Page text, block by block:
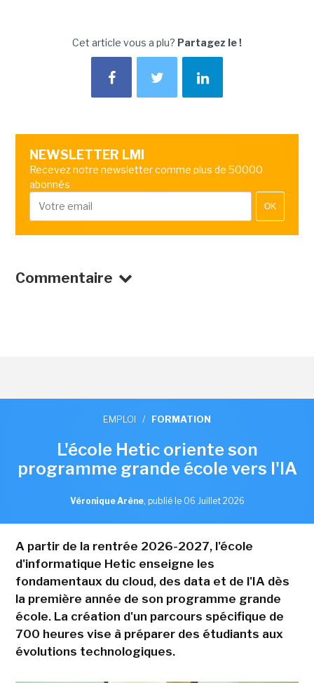
Cet article vous a plu? Partagez le !
NEWSLETTER LMI
Recevez notre newsletter comme plus de 50000
abonnés
OK
Commentaire
EMPLOI / FORMATION
L'école Hetic oriente son
programme grande école vers l'IA
Véronique Arène, publié le 06 Juillet 2026
A partir de la rentrée 2026-2027, l'école
d'informatique Hetic enseigne les
fondamentaux du cloud, des data et de l'IA dès
la première année de son programme grande
école. La création d'un parcours spécifique de
700 heures vise à préparer des étudiants aux
évolutions technologiques.